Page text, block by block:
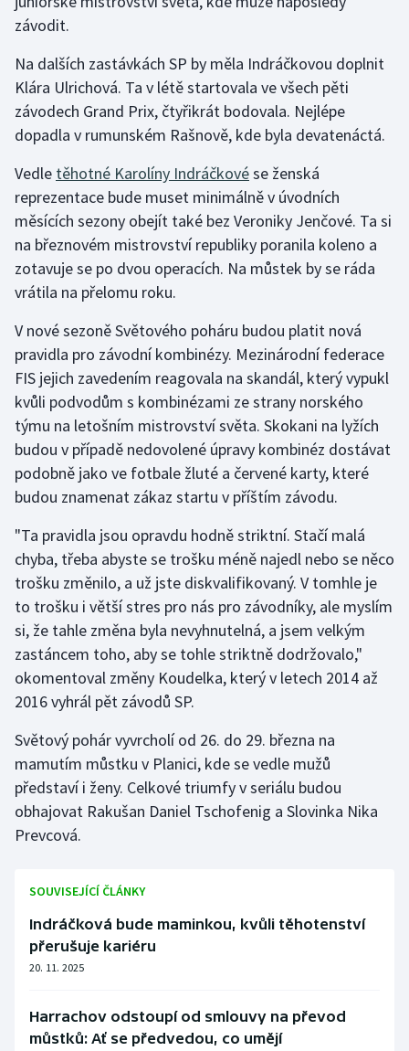
závodit.
Na dalších zastávkách SP by měla Indráčkovou doplnit
Klára Ulrichová. Ta v létě startovala ve všech pěti
závodech Grand Prix, čtyřikrát bodovala. Nejlépe
dopadla v rumunském Rašnově, kde byla devatenáctá.
Vedle těhotné Karolíny Indráčkovése ženská
reprezentace bude muset minimálně v úvodních
měsících sezony obejít také bez Veroniky Jenčové. Ta si
na březnovém mistrovství republiky poranila koleno a
zotavuje se po dvou operacích. Na můstek by se ráda
vrátila na přelomu roku.
V nové sezoně Světového poháru budou platit nová
pravidla pro závodní kombinézy. Mezinárodní federace
FIS jejich zavedením reagovala na skandál, který vypukl
kvůli podvodům s kombinézami ze strany norského
týmu na letošním mistrovství světa. Skokani na lyžích
budou v případě nedovolené úpravy kombinéz dostávat
podobně jako ve fotbale žluté a červené karty, které
budou znamenat zákaz startu v příštím závodu.
"Ta pravidla jsou opravdu hodně striktní. Stačí malá
chyba, třeba abyste se trošku méně najedl nebo se něco
trošku změnilo, a už jste diskvalifikovaný. V tomhle je
to trošku i větší stres pro nás pro závodníky, ale myslím
si, že tahle změna byla nevyhnutelná, a jsem velkým
zastáncem toho, aby se tohle striktně dodržovalo,"
okomentoval změny Koudelka, který v letech 2014 až
2016 vyhrál pět závodů SP.
Světový pohár vyvrcholí od 26. do 29. března na
mamutím můstku v Planici, kde se vedle mužů
představí i ženy. Celkové triumfy v seriálu budou
obhajovat Rakušan Daniel Tschofenig a Slovinka Nika
Prevcová.
SOUVISEJÍCÍ ČLÁNKY
Indráčková bude maminkou, kvůli těhotenství
přerušuje kariéru
20. 11. 2025
Harrachov odstoupí od smlouvy na převod
můstků: Ať se předvedou, co umějí